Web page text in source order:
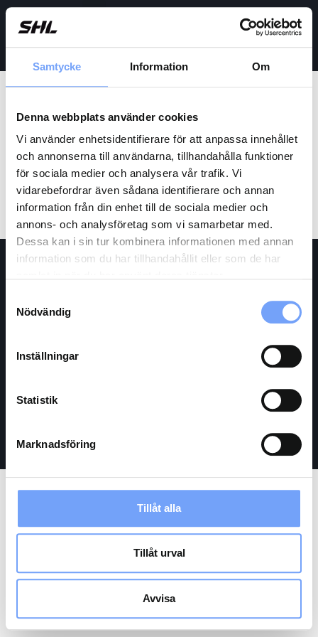
Samtycke Information Om
Denna webbplats använder cookies
Vi använder enhetsidentifierare för att anpassa innehållet
och annonserna till användarna, tillhandahålla funktioner
för sociala medier och analysera vår trafik. Vi
vidarebefordrar även sådana identifierare och annan
information från din enhet till de sociala medier och
annons- och analysföretag som vi samarbetar med.
Dessa kan i sin tur kombinera informationen med annan
information som du har tillhandahållit eller som de har
Nödvändig
Inställningar
Statistik
Marknadsföring
Tillåt alla
Tillåt urval
Avvisa
Kategori:
Uncategorized
Hello world!
Welcome to WordPress. This is your first post. Edit or delete
it, then start writing!
annonsörskontakt hanteras av
Audience Media AB org.nr 559571-2497.